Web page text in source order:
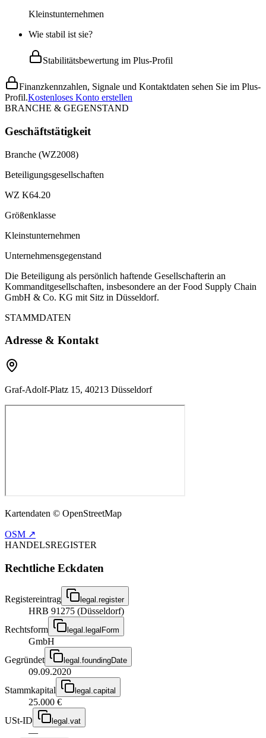
Kleinstunternehmen
Wie stabil ist sie?
Stabilitätsbewertung im Plus-Profil
Finanzkennzahlen, Signale und Kontaktdaten sehen Sie im Plus-
Profil.Kostenloses Konto erstellen
BRANCHE & GEGENSTAND
Geschäftstätigkeit
Branche (WZ2008)
Beteiligungsgesellschaften
WZ K64.20
Größenklasse
Kleinstunternehmen
Unternehmensgegenstand
Die Beteiligung als persönlich haftende Gesellschafterin an
Kommanditgesellschaften, insbesondere an der Food Supply Chain
GmbH & Co. KG mit Sitz in Düsseldorf.
STAMMDATEN
Adresse & Kontakt
Graf-Adolf-Platz 15, 40213 Düsseldorf
Kartendaten © OpenStreetMap
OSM ↗
HANDELSREGISTER
Rechtliche Eckdaten
Registereintrag legal.register
HRB 91275 (Düsseldorf)
Rechtsform
legal.legalForm
GmbH
Gegründet
legal.foundingDate
09.09.2020
Stammkapital
legal.capital
25.000 €
USt-ID
legal.vat
—